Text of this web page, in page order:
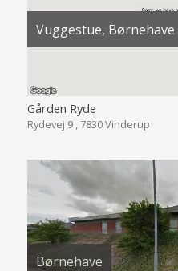
Vuggestue, Børnehave
Gården Ryde
Rydevej 9 , 7830 Vinderup
Børnehave